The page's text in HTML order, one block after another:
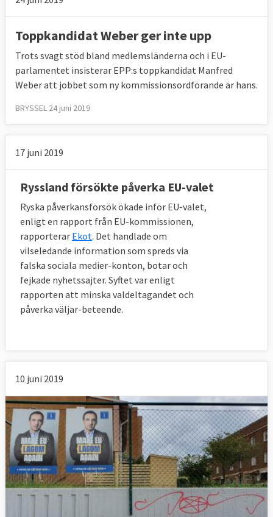
Toppkandidat Weber ger inte upp
Trots svagt stöd bland medlemsländerna och i EU-
parlamentet insisterar EPP:s toppkandidat Manfred
Weber att jobbet som ny kommissionsordförande är hans.
BRYSSEL 24 juni 2019
17 juni 2019
Ryssland försökte påverka EU-valet
Ryska påverkansförsök ökade inför EU-valet,
enligt en rapport från EU-kommissionen,
rapporterar Ekot. Det handlade om
vilseledande information som spreds via
falska sociala medier-konton, botar och
fejkade nyhetssajter. Syftet var enligt
rapporten att minska valdeltagandet och
påverka väljar-beteende.
10 juni 2019